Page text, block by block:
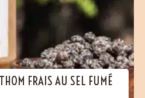
FRAIS AU SEL FUMÉ